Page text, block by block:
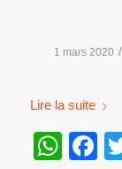
1 mars 2020 /
Lire la suite